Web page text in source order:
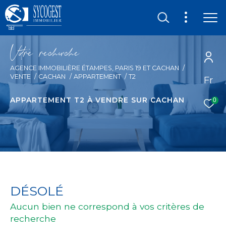
Fr
0
Vore recece
AGENCE IMMOBILIÈRE ÉTAMPES, PARIS 19 ET CACHAN
VENTE
CACHAN APPARTEMENT T2
APPARTEMENT T2 À VENDRE SUR CACHAN
DÉSOLÉ
Aucun bien ne correspond à vos critères de
recherche